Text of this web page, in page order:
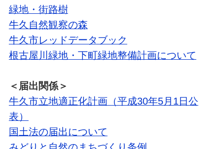
緑地・街路樹
牛久自然観察の森
牛久市レッドデータブック
根古屋川緑地・下町緑地整備計画について
＜届出関係＞
牛久市立地適正化計画（平成30年5月1日公
表）
国土法の届出について